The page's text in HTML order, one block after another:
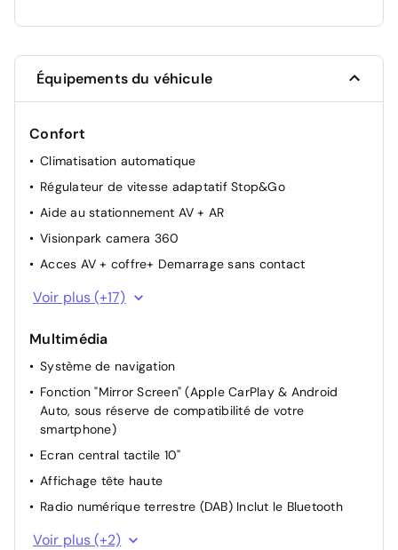
Équipements du véhicule
Confort
Climatisation automatique
Régulateur de vitesse adaptatif Stop&Go
Aide au stationnement AV + AR
Visionpark camera 360
Acces AV + coffre+ Demarrage sans contact
Rétroviseurs extérieurs électriques, et rabattables
électriquement
Rétroviseur interieur électrochrome frameless
Reconnaissance des panneaux de vitesse et
préconisation
Siège passager à réglage mécanique
Siège conducteur avec réglage lombaire
Driver Sport Pack
Dossier inclinable maintien lombaire passager
Siège passager réglable en hauteur
Rétroviseurs extérieurs chauffants électriques
Voir plus (+17)
Multimédia
Système de navigation
Fonction "Mirror Screen" (Apple CarPlay & Android
Auto, sous réserve de compatibilité de votre
smartphone)
Ecran central tactile 10"
Affichage tête haute
Radio numérique terrestre (DAB) Inclut le Bluetooth
6 haut-parleurs
Voir plus (+2)